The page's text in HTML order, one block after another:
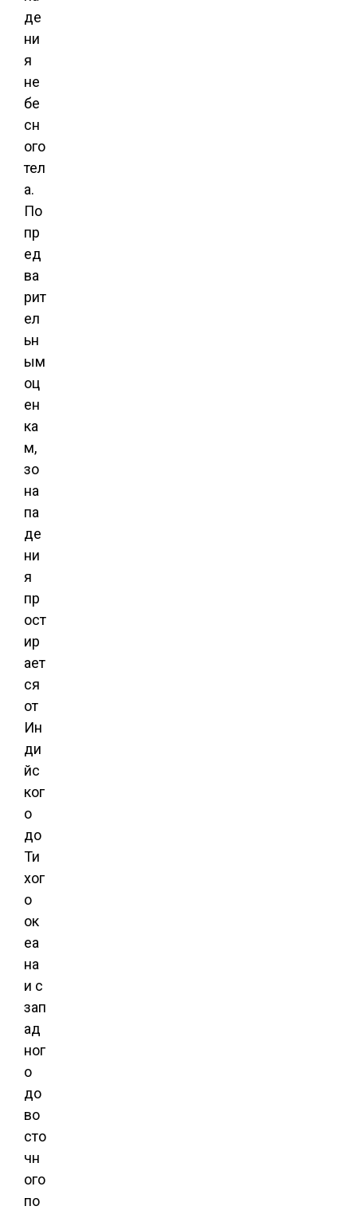
де
ни
я
не
бе
сн
ого
тел
а.
По
пр
ед
ва
рит
ел
ьн
ым
оц
ен
ка
м,
зо
на
па
де
ни
я
пр
ост
ир
ает
ся
от
Ин
ди
йс
ког
о
до
Ти
хог
о
ок
еа
на
и с
зап
ад
ног
о
до
во
сто
чн
ого
по